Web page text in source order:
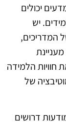
יכולים
יש
המדריכים,
חוויות הלמידה
של
דרושים